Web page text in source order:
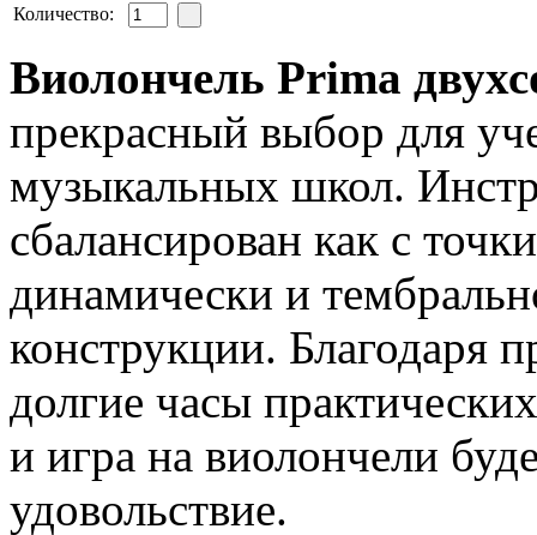
Количество:
Виолончель Prima
прекрасный выбор для
музыкальных школ.
сбалансирован как с
динамически и
конструкции. Благодаря
долгие часы
и игра на виолончели
удовольствие.